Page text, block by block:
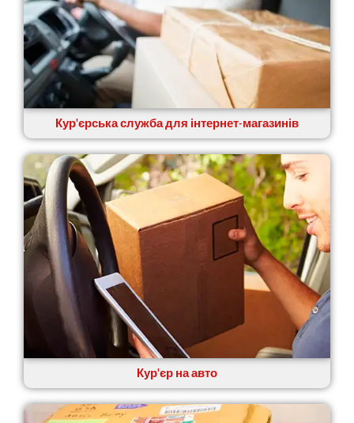
Кур'єрська служба для інтернет-магазинів
Кур'єр на авто